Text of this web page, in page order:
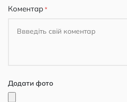
Коментар
Додати фото